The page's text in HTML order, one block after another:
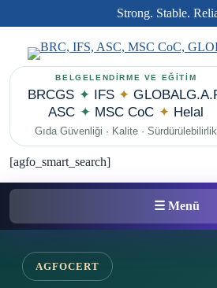
Strong. Stable.
BELGELENDİRME VE EĞİTİM
BRCGS ✦ IFS ✦
ASC ✦ MSC CoC ✦ Helal
Gıda Güvenliği · Kalite · Sürdürülebilirlik
[agfo_smart_search]
☰ Menü
AGFOCERT